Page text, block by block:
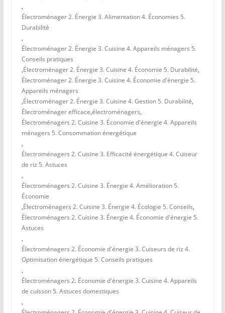
,
Électroménager 2. Énergie 3. Alimentation 4. Économies 5.
Durabilité
,
Électroménager 2. Énergie 3. Cuisine 4. Appareils ménagers 5.
Conseils pratiques
,Électroménager 2. Énergie 3. Cuisine 4. Économie 5. Durabilité,
Électroménager 2. Énergie 3. Cuisine 4. Économie d'énergie 5.
Appareils ménagers
,Électroménager 2. Énergie 3. Cuisine 4. Gestion 5. Durabilité,
Électroménager efficace,électroménagers,
Électroménagers 2. Cuisine 3. Économie d'énergie 4. Appareils
ménagers 5. Consommation énergétique
,
Électroménagers 2. Cuisine 3. Efficacité énergétique 4. Cuiseur
de riz 5. Astuces
,
Électroménagers 2. Cuisine 3. Énergie 4. Amélioration 5.
Économie
,Électroménagers 2. Cuisine 3. Énergie 4. Écologie 5. Conseils,
Électroménagers 2. Cuisine 3. Énergie 4. Économie d'énergie 5.
Astuces
,
Électroménagers 2. Économie d'énergie 3. Cuiseurs de riz 4.
Optimisation énergétique 5. Conseils pratiques
,
Électroménagers 2. Économie d'énergie 3. Cuisine 4. Appareils
de cuisson 5. Astuces domestiques
,